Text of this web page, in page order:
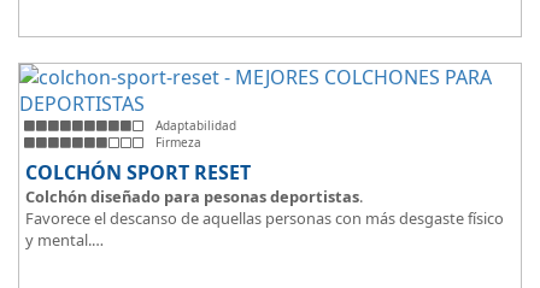
Adaptabilidad
Firmeza
COLCHÓN SPORT RESET
Colchón diseñado para pesonas deportistas.
Favorece el descanso de aquellas personas con más desgaste físico
y mental.